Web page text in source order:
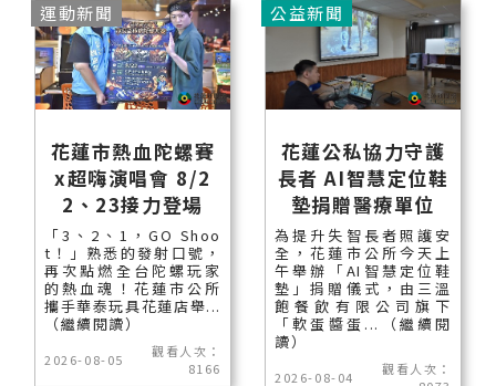
花蓮市熱血陀螺賽
x超嗨演唱會 8/2
2、23接力登場
「3、2、1，GO Shoo
t！」熟悉的發射口號，
再次點燃全台陀螺玩家
的熱血魂！花蓮市公所
攜手華泰玩具花蓮店舉...
（繼續閱讀）
2026-08-05
觀看人次：
8166
運動新聞
花蓮公私協力守護
長者 AI智慧定位鞋
墊捐贈醫療單位
為提升失智長者照護安
全，花蓮市公所今天上
午舉辦「AI智慧定位鞋
墊」捐贈儀式，由三溫
飽餐飲有限公司旗下
「軟蛋醬蛋...（繼續閱
讀）
2026-08-04
觀看人次：
公益新聞